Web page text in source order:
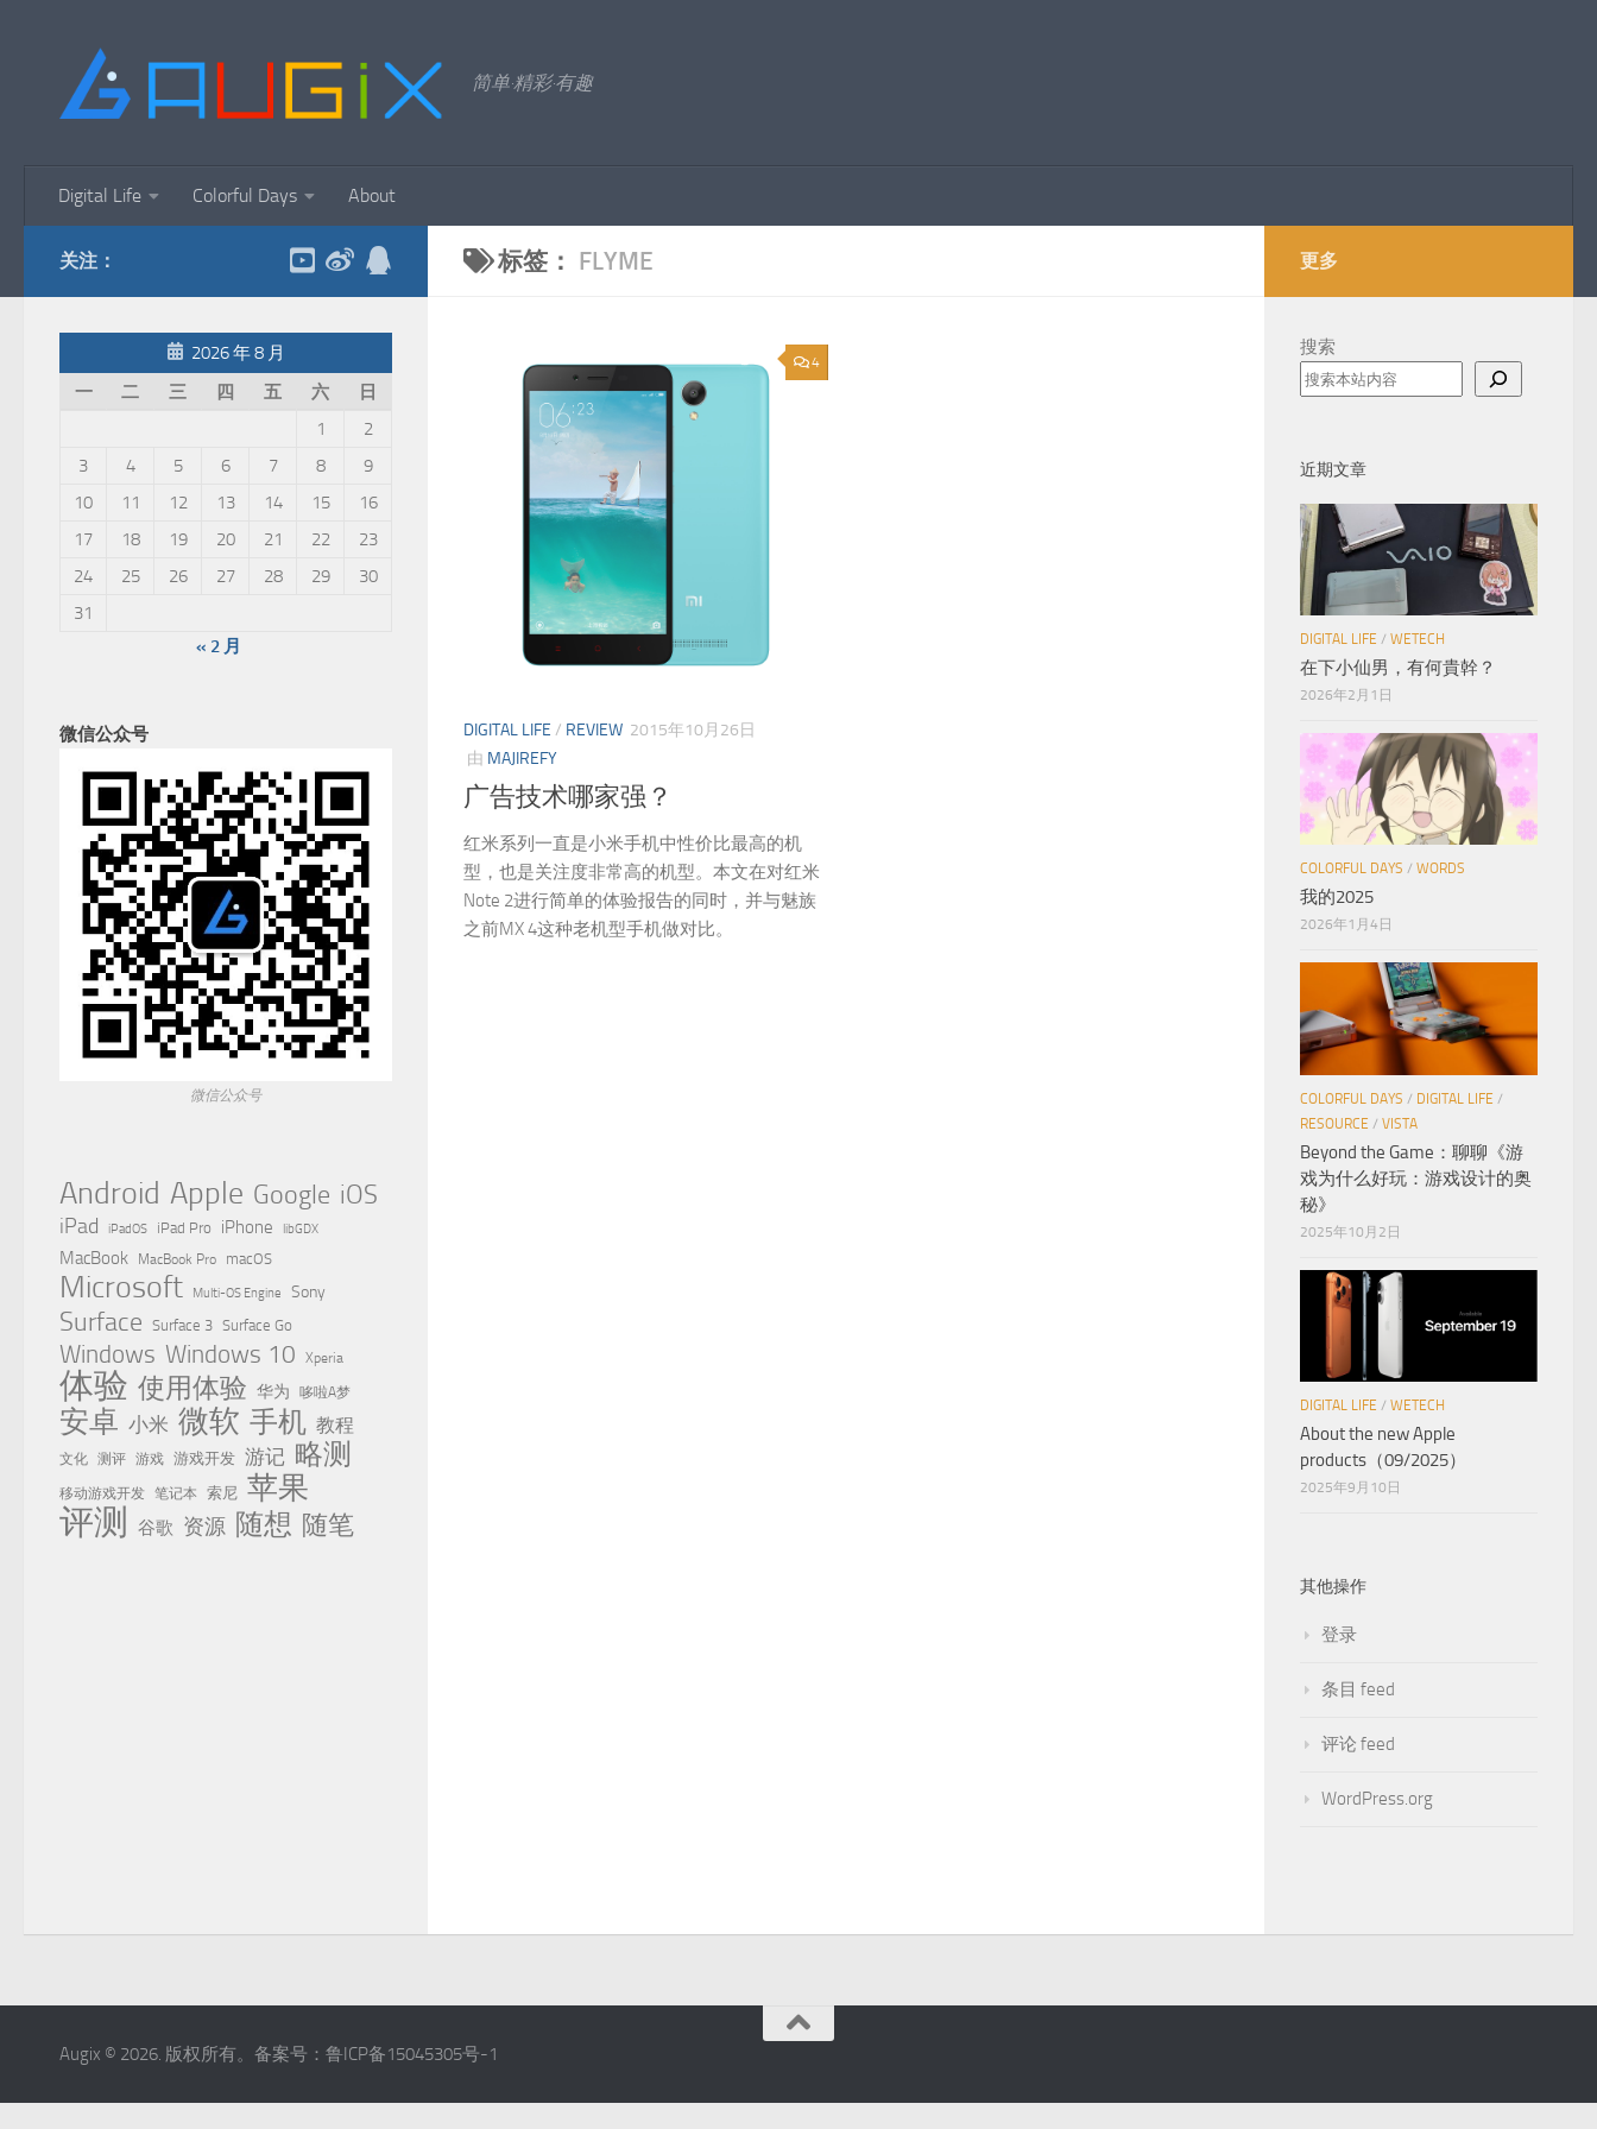
简单·精彩·有趣
Digital Life Colorful Days About
标签： FLYME
4
DIGITAL LIFE / REVIEW 2015年10月26日
由 MAJIREFY
广告技术哪家强？
红米系列一直是小米手机中性价比最高的机
型，也是关注度非常高的机型。本文在对红米
Note 2进行简单的体验报告的同时，并与魅族
之前MX 4这种老机型手机做对比。
关注：
2026 年 8 月
一
二 三 四 五 六
日
1
2
3
4 5 6 7 8
9
10
11 12 13 14 15
16
17
18 19 20 21 22
23
24
25 26 27 28 29
30
31
« 2 月
微信公众号
微信公众号
Android Apple Google iOS
iPad iPadOS iPad Pro iPhone libGDX
MacBook MacBook Pro macOS
Microsoft Multi-OS Engine Sony
Surface Surface 3 Surface Go
Windows Windows 10 Xperia
体验 使用体验 华为 哆啦A梦
安卓 小米 微软 手机 教程
文化 测评 游戏 游戏开发 游记 略测
移动游戏开发 笔记本 索尼 苹果
评测 谷歌 资源 随想 随笔
更多
搜索
近期文章
DIGITAL LIFE / WETECH
在下小仙男，有何貴幹？
2026年2月1日
COLORFUL DAYS / WORDS
我的2025
2026年1月4日
COLORFUL DAYS / DIGITAL LIFE /
RESOURCE / VISTA
Beyond the Game：聊聊《游
戏为什么好玩：游戏设计的奥
秘》
2025年10月2日
DIGITAL LIFE / WETECH
About the new Apple
products（09/2025）
2025年9月10日
其他操作
登录
条目 feed
评论 feed
WordPress.org
Augix © 2026. 版权所有。备案号：鲁ICP备15045305号-1